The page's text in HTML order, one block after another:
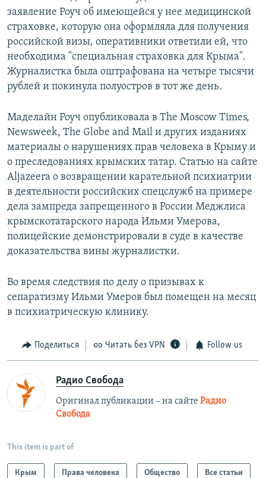
заявление Роуч об имеющейся у нее медицинской
страховке, которую она оформляла для получения
российской визы, оперативники ответили ей, что
необходима "специальная страховка для Крыма".
Журналистка была оштрафована на четыре тысячи
рублей и покинула полуостров в тот же день.
Маделайн Роуч опубликовала в The Moscow Times,
Newsweek, The Globe and Mail и других изданиях
материалы о нарушениях прав человека в Крыму и
о преследованиях крымских татар. Статью на сайте
Aljazeera о возвращении карательной психиатрии
в деятельности российских спецслужб на примере
дела зампреда запрещенного в России Меджлиса
крымскотатарского народа Ильми Умерова,
полицейские демонстрировали в суде в качестве
доказательства вины журналистки.
Во время следствия по делу о призывах к
сепаратизму Ильми Умеров был помещен на месяц
в психиатрическую клинику.
Поделиться Читать без VPN Follow us
Радио Свобода
Оригинал публикации – на сайте Радио
Свобода
This item is part of
Крым Права человека Общество Все статьи